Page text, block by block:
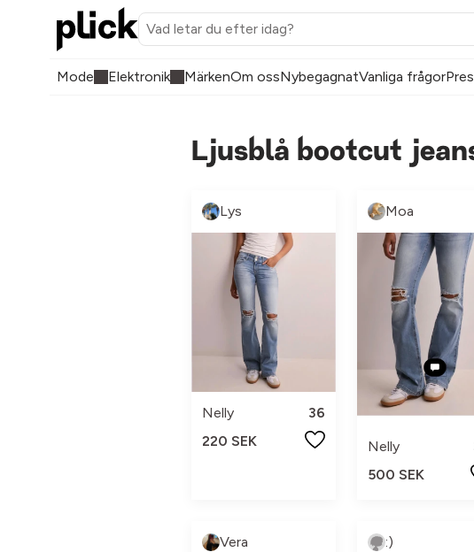
Mode Elektronik MärkenOm ossNybegagnatVanliga frågor
Ljusblå bootcut
Lys
Nelly
36
220 SEK
Moa
Nelly
500 SEK
Vera :)